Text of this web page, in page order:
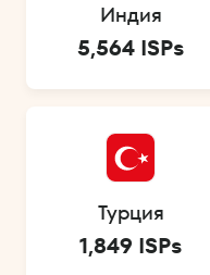
Индия
5,564 ISPs
Турция
1,849 ISPs